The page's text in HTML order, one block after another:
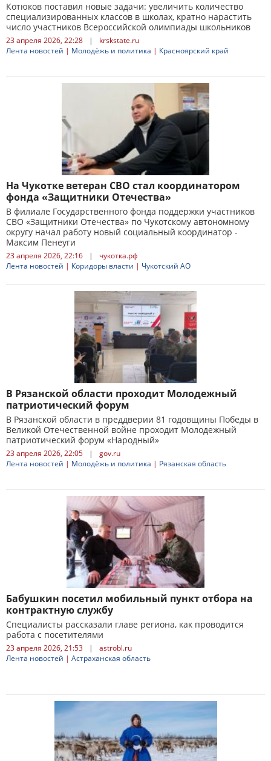
Котюков поставил новые задачи: увеличить количество
специализированных классов в школах, кратно нарастить
число участников Всероссийской олимпиады школьников
23 апреля 2026, 22:28 |
krskstate.ru
Лента новостей | Молодёжь и политика | Красноярский край
На Чукотке ветеран СВО стал координатором
фонда «Защитники Отечества»
В филиале Государственного фонда поддержки участников
СВО «Защитники Отечества» по Чукотскому автономному
округу начал работу новый социальный координатор -
Максим Пенеуги
23 апреля 2026, 22:16 |
чукотка.рф
Лента новостей | Коридоры власти | Чукотский АО
В Рязанской области проходит Молодежный
патриотический форум
В Рязанской области в преддверии 81 годовщины Победы в
Великой Отечественной войне проходит Молодежный
патриотический форум «Народный»
23 апреля 2026, 22:05 |
gov.ru
Лента новостей | Молодёжь и политика | Рязанская область
Бабушкин посетил мобильный пункт отбора на
контрактную службу
Специалисты рассказали главе региона, как проводится
работа с посетителями
23 апреля 2026, 21:53 |
astrobl.ru
Лента новостей | Астраханская область